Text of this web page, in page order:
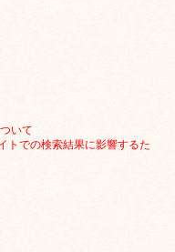
いて
トでの検索結果に影響するた